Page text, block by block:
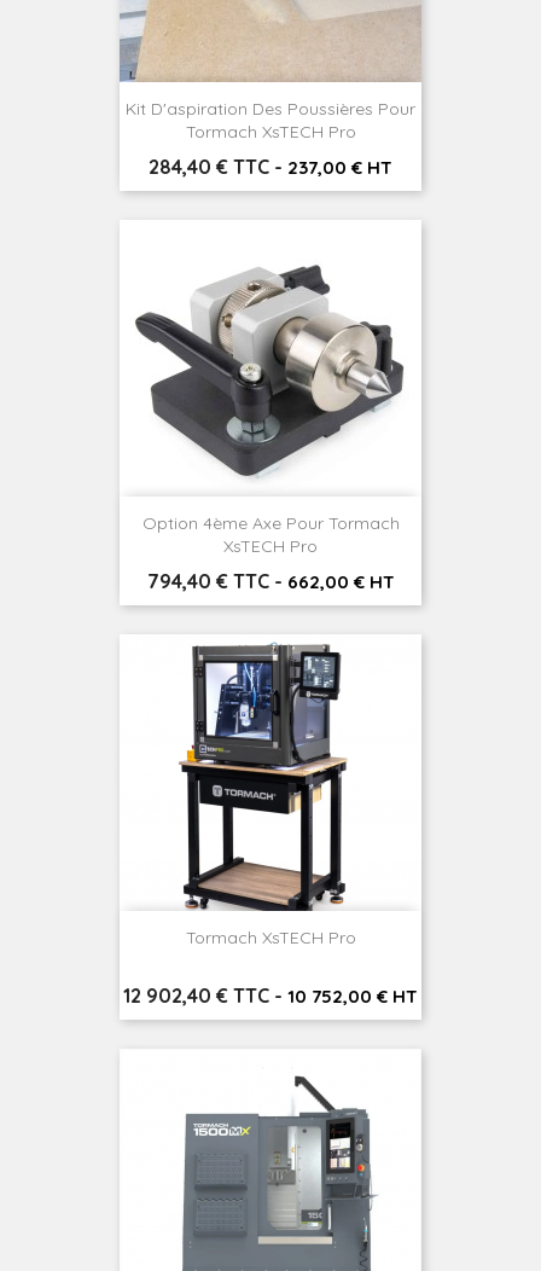
Kit D'aspiration Des Poussières Pour
Tormach XsTECH Pro
Prix
284,40 € TTC - 237,00 € HT
Option 4ème Axe Pour Tormach
XsTECH Pro
Prix
794,40 € TTC - 662,00 € HT
Tormach XsTECH Pro
Prix
12 902,40 € TTC - 10 752,00 € HT